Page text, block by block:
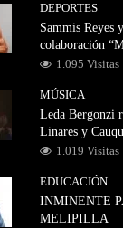
DEPORTES
Sammis Reyes
colaboración
1.095 Visitas
MÚSICA
Leda Bergonzi
Linares y
1.019 Visitas
EDUCACIÓN
INMINENTE
MELIPILLA